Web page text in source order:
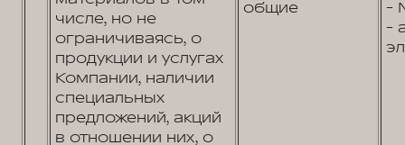
числе, но не
ограничиваясь, о
продукции и услугах
Компании, наличии
специальных
предложений, акций
в отношении них, о
общие
-
-